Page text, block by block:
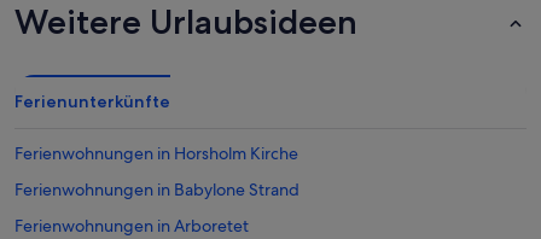
Weitere Urlaubsideen
Ferienunterkünfte
Ferienwohnungen in Horsholm Kirche
Ferienwohnungen in Babylone Strand
Ferienwohnungen in Arboretet